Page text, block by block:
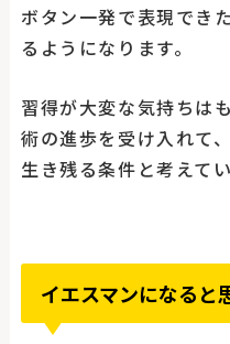
ボタン一発で表現でき
るようになります。
習得が大変な気持ちは
術の進歩を受け入れて
生き残る条件と考えてい
イエスマンになると